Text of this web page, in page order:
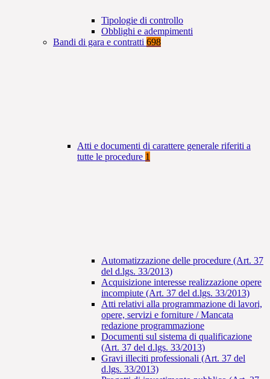
Tipologie di controllo
Obblighi e adempimenti
Bandi di gara e contratti 698
Atti e documenti di carattere generale riferiti a
tutte le procedure 1
Automatizzazione delle procedure (Art. 37
del d.lgs. 33/2013)
Acquisizione interesse realizzazione opere
incompiute (Art. 37 del d.lgs. 33/2013)
Atti relativi alla programmazione di lavori,
opere, servizi e forniture / Mancata
redazione programmazione
Documenti sul sistema di qualificazione
(Art. 37 del d.lgs. 33/2013)
Gravi illeciti professionali (Art. 37 del
d.lgs. 33/2013)